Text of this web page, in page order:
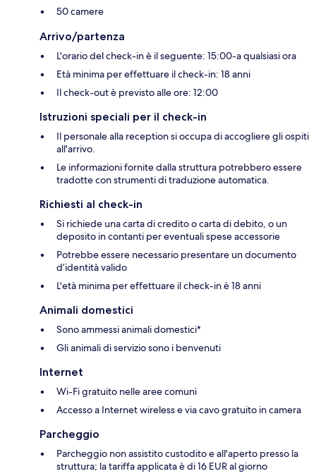
50 camere
Arrivo/partenza
L'orario del check-in è il seguente: 15:00-a qualsiasi ora
Età minima per effettuare il check-in: 18 anni
Il check-out è previsto alle ore: 12:00
Istruzioni speciali per il check-in
Il personale alla reception si occupa di accogliere gli ospiti
all'arrivo.
Le informazioni fornite dalla struttura potrebbero essere
tradotte con strumenti di traduzione automatica.
Richiesti al check-in
Si richiede una carta di credito o carta di debito, o un
deposito in contanti per eventuali spese accessorie
Potrebbe essere necessario presentare un documento
d’identità valido
L'età minima per effettuare il check-in è 18 anni
Animali domestici
Sono ammessi animali domestici*
Gli animali di servizio sono i benvenuti
Internet
Wi-Fi gratuito nelle aree comuni
Accesso a Internet wireless e via cavo gratuito in camera
Parcheggio
Parcheggio non assistito custodito e all'aperto presso la
struttura; la tariffa applicata è di 16 EUR al giorno